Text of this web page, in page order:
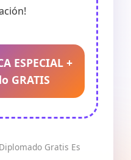
ESPECIAL +
GRATIS
Gratis Es